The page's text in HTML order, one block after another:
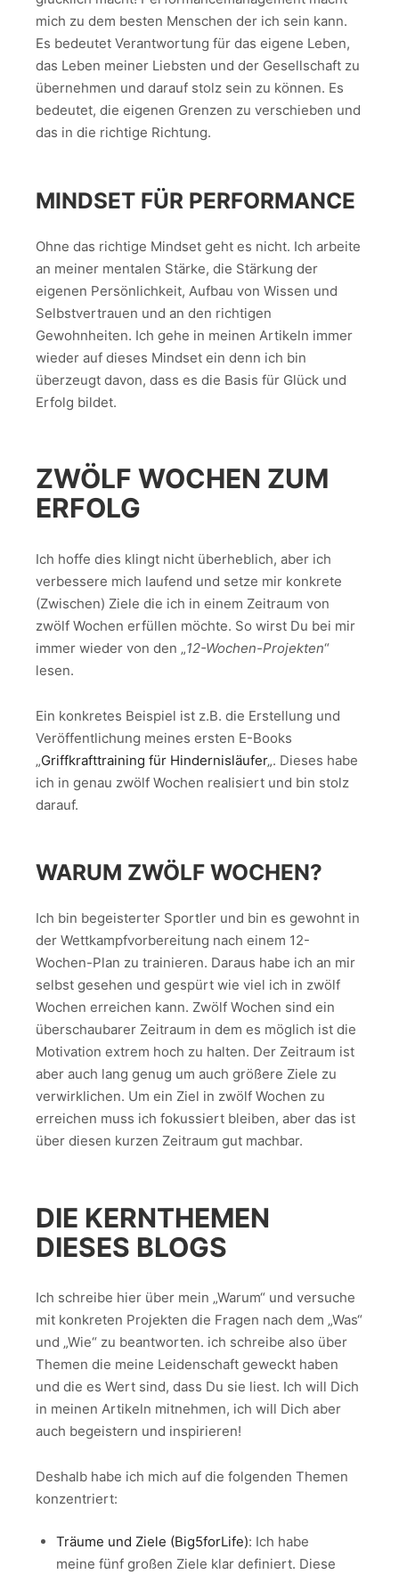
mich zu dem besten Menschen der ich sein kann.
Es bedeutet Verantwortung für das eigene Leben,
das Leben meiner Liebsten und der Gesellschaft zu
übernehmen und darauf stolz sein zu können. Es
bedeutet, die eigenen Grenzen zu verschieben und
das in die richtige Richtung.
MINDSET FÜR PERFORMANCE
Ohne das richtige Mindset geht es nicht. Ich arbeite
an meiner mentalen Stärke, die Stärkung der
eigenen Persönlichkeit, Aufbau von Wissen und
Selbstvertrauen und an den richtigen
Gewohnheiten. Ich gehe in meinen Artikeln immer
wieder auf dieses Mindset ein denn ich bin
überzeugt davon, dass es die Basis für Glück und
Erfolg bildet.
ZWÖLF WOCHEN ZUM
ERFOLG
Ich hoffe dies klingt nicht überheblich, aber ich
verbessere mich laufend und setze mir konkrete
(Zwischen) Ziele die ich in einem Zeitraum von
zwölf Wochen erfüllen möchte. So wirst Du bei mir
immer wieder von den „12-Wochen-Projekten“
lesen.
Ein konkretes Beispiel ist z.B. die Erstellung und
Veröffentlichung meines ersten E-Books
„Griffkrafttraining für Hindernisläufer„. Dieses habe
ich in genau zwölf Wochen realisiert und bin stolz
darauf.
WARUM ZWÖLF WOCHEN?
Ich bin begeisterter Sportler und bin es gewohnt in
der Wettkampfvorbereitung nach einem 12-
Wochen-Plan zu trainieren. Daraus habe ich an mir
selbst gesehen und gespürt wie viel ich in zwölf
Wochen erreichen kann. Zwölf Wochen sind ein
überschaubarer Zeitraum in dem es möglich ist die
Motivation extrem hoch zu halten. Der Zeitraum ist
aber auch lang genug um auch größere Ziele zu
verwirklichen. Um ein Ziel in zwölf Wochen zu
erreichen muss ich fokussiert bleiben, aber das ist
über diesen kurzen Zeitraum gut machbar.
DIE KERNTHEMEN
DIESES BLOGS
Ich schreibe hier über mein „Warum“ und versuche
mit konkreten Projekten die Fragen nach dem „Was“
und „Wie“ zu beantworten. ich schreibe also über
Themen die meine Leidenschaft geweckt haben
und die es Wert sind, dass Du sie liest. Ich will Dich
in meinen Artikeln mitnehmen, ich will Dich aber
auch begeistern und inspirieren!
Deshalb habe ich mich auf die folgenden Themen
konzentriert:
Träume und Ziele (Big5forLife): Ich habe
meine fünf großen Ziele klar definiert. Diese